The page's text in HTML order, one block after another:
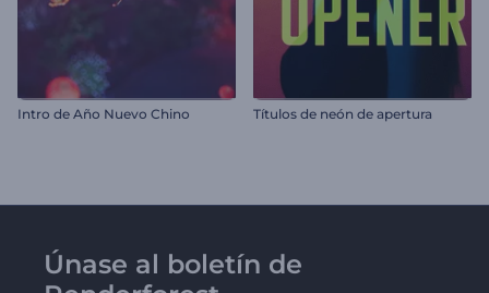
Intro de Año Nuevo Chino Títulos de neón de apertura
Únase al boletín de